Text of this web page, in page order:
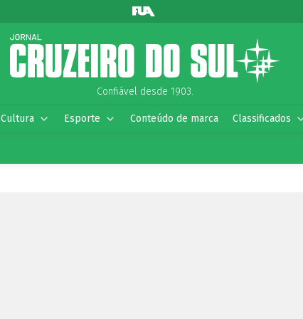
Confiável desde 1903.
Cultura Esporte Conteúdo de marca Classificados